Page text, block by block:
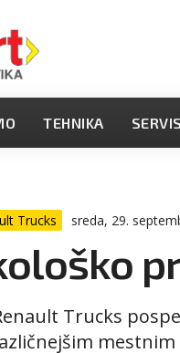
TEHNIKA SERVIS
Trucks sreda, 29.
Trucks